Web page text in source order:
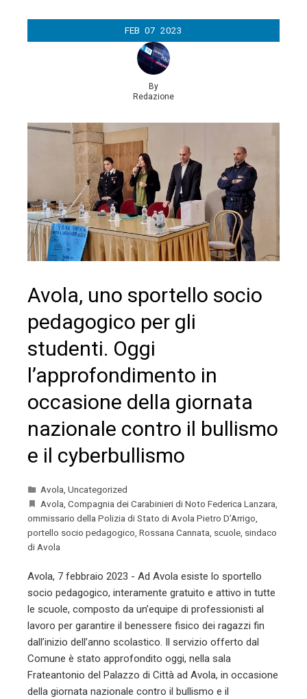
FEB 07 2023
By
Redazione
Avola, uno sportello socio
pedagogico per gli
studenti. Oggi
l’approfondimento in
occasione della giornata
nazionale contro il bullismo
e il cyberbullismo
Avola, Uncategorized
Avola, Compagnia dei Carabinieri di Noto Federica Lanzara,
ommissario della Polizia di Stato di Avola Pietro D’Arrigo,
portello socio pedagogico, Rossana Cannata, scuole, sindaco
di Avola
Avola, 7 febbraio 2023 - Ad Avola esiste lo sportello
socio pedagogico, interamente gratuito e attivo in tutte
le scuole, composto da un’equipe di professionisti al
lavoro per garantire il benessere fisico dei ragazzi fin
dall’inizio dell’anno scolastico. Il servizio offerto dal
Comune è stato approfondito oggi, nella sala
Frateantonio del Palazzo di Città ad Avola, in occasione
della giornata nazionale contro il bullismo e il